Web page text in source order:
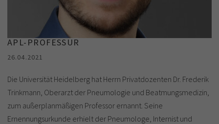
APL-PROFESSUR
26.04.2021
Die Universität Heidelberg hat Herrn Privatdozenten Dr. Frederik
Trinkmann, Oberarzt der Pneumologie und Beatmungsmedizin,
zum außerplanmäßigen Professor ernannt. Seine
Ernennungsurkunde erhielt der Pneumologe, Internist und